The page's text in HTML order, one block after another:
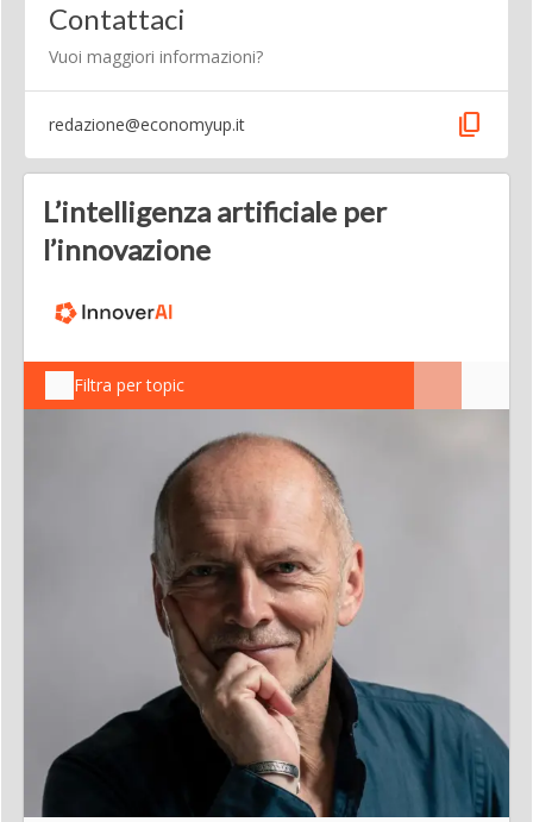
Contattaci
Vuoi maggiori informazioni?
redazione@economyup.it content_copy
L’intelligenza artificiale per
l’innovazione
Filtra per topic